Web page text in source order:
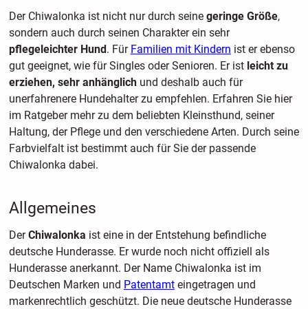
Der Chiwalonka ist nicht nur durch seine geringe Größe,
sondern auch durch seinen Charakter ein sehr
pflegeleichter Hund . Für Familien mit Kindern ist er ebenso
gut geeignet, wie für Singles oder Senioren. Er ist leicht zu
erziehen, sehr anhänglichund deshalb auch für
unerfahrenere Hundehalter zu empfehlen. Erfahren Sie hier
im Ratgeber mehr zu dem beliebten Kleinsthund, seiner
Haltung, der Pflege und den verschiedene Arten. Durch seine
Farbvielfalt ist bestimmt auch für Sie der passende
Chiwalonka dabei.
Allgemeines
DerChiwalonka ist eine in der Entstehung befindliche
deutsche Hunderasse. Er wurde noch nicht offiziell als
Hunderasse anerkannt. Der Name Chiwalonka ist im
Deutschen Marken und Patentamteingetragen und
markenrechtlich geschützt. Die neue deutsche Hunderasse